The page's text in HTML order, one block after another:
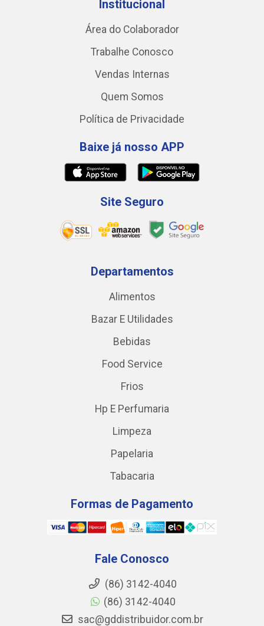
Institucional
Área do Colaborador
Trabalhe Conosco
Vendas Internas
Quem Somos
Política de Privacidade
Baixe já nosso APP
Site Seguro
Departamentos
Alimentos
Bazar E Utilidades
Bebidas
Food Service
Frios
Hp E Perfumaria
Limpeza
Papelaria
Tabacaria
Formas de Pagamento
Fale Conosco
(86) 3142-4040
(86) 3142-4040
sac@gddistribuidor.com.br